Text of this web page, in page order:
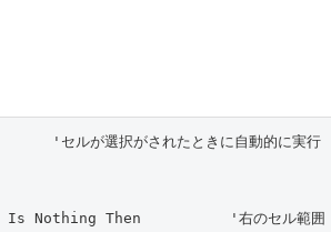
ルが選択がされたときに自動的に実行